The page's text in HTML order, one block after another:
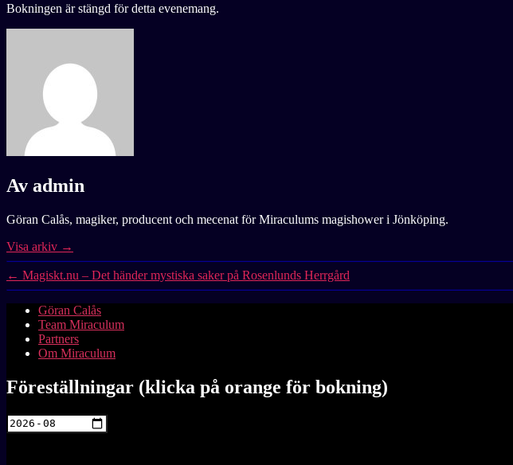
Bokningen är stängd för detta evenemang.
Av admin
Göran Calås, magiker, producent och mecenat för Miraculums magishower i Jönköping.
Visa arkiv →
← Magiskt.nu – Det händer mystiska saker på Rosenlunds Herrgård
Göran Calås
Team Miraculum
Partners
Om Miraculum
Föreställningar (klicka på orange för bokning)